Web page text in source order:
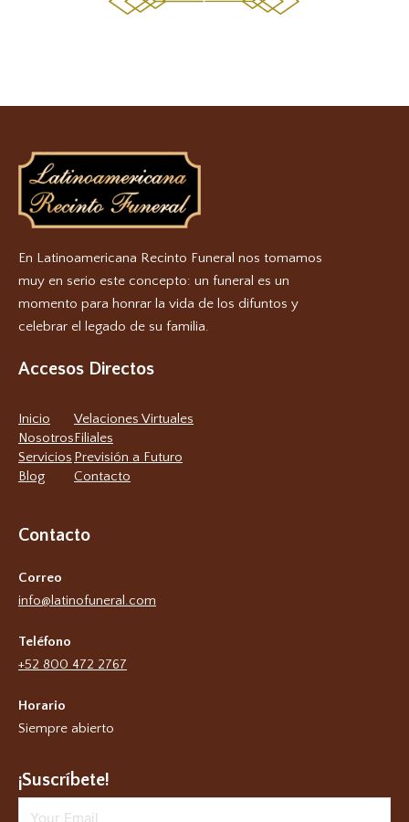
En Latinoamericana Recinto Funeral nos tomamos
muy en serio este concepto: un funeral es un
momento para honrar la vida de los difuntos y
celebrar el legado de su familia.
Accesos Directos
Inicio
Nosotros
Servicios
Blog
Velaciones Virtuales
Filiales
Previsión a Futuro
Contacto
Contacto
Correo
info@latinofuneral.com
Teléfono
+52 800 472 2767
Horario
Siempre abierto
¡Suscríbete!